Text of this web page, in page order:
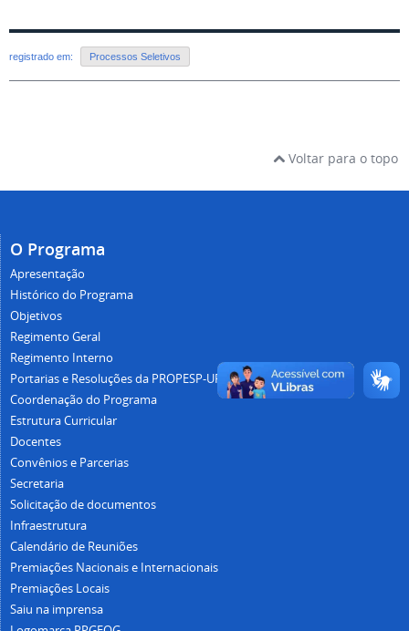
registrado em: Processos Seletivos
Voltar para o topo
O Programa
Apresentação
Histórico do Programa
Objetivos
Regimento Geral
Regimento Interno
Portarias e Resoluções da PROPESP-UFAM
Coordenação do Programa
Estrutura Curricular
Docentes
Convênios e Parcerias
Secretaria
Solicitação de documentos
Infraestrutura
Calendário de Reuniões
Premiações Nacionais e Internacionais
Premiações Locais
Saiu na imprensa